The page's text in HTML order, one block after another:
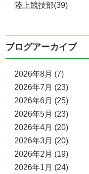
陸上競技部(39)
ブログアーカイブ
2026年8月 (7)
2026年7月 (23)
2026年6月 (25)
2026年5月 (23)
2026年4月 (20)
2026年3月 (20)
2026年2月 (19)
2026年1月 (24)